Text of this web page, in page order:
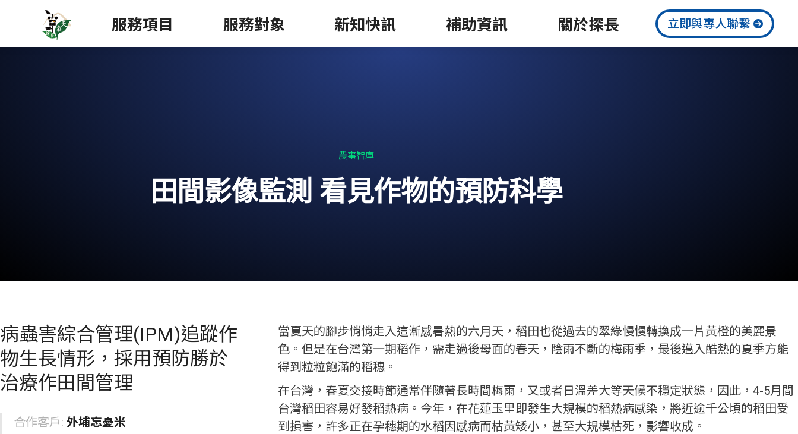
服務項目 服務對象 新知快訊 補助資訊 關於探長 立即與專人聯繫
農事智庫
田間影像監測 看見作物的預防科學
病蟲害綜合管理(IPM)追蹤作
物生長情形，採用預防勝於
治療作田間管理
合作客戶: 外埔忘憂米
當夏天的腳步悄悄走入這漸感暑熱的六月天，稻田也從過去的翠綠慢慢轉換成一片黃橙的美麗景
色。但是在台灣第一期稻作，需走過後母面的春天，陰雨不斷的梅雨季，最後邁入酷熱的夏季方能
得到粒粒飽滿的稻穗。
在台灣，春夏交接時節通常伴隨著長時間梅雨，又或者日溫差大等天候不穩定狀態，因此，4-5月間
台灣稻田容易好發稻熱病。今年，在花蓮玉里即發生大規模的稻熱病感染，將近逾千公頃的稻田受
到損害，許多正在孕穗期的水稻因感病而枯黃矮小，甚至大規模枯死，影響收成。